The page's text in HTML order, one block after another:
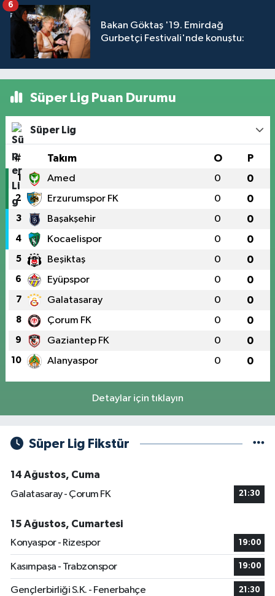
Bakan Göktaş '19. Emirdağ
Gurbetçi Festivali'nde konuştu:
6
Süper Lig Puan Durumu
Süper Lig
# Takım O P
1 Amed 0 0
2 Erzurumspor FK 0 0
3 Başakşehir 0 0
4 Kocaelispor 0 0
5 Beşiktaş 0 0
6 Eyüpspor 0 0
7 Galatasaray 0 0
8 Çorum FK 0 0
9 Gaziantep FK 0 0
10 Alanyaspor 0 0
Detaylar için tıklayın
Süper Lig Fikstür
14 Ağustos, Cuma
Galatasaray - Çorum FK
21:30
15 Ağustos, Cumartesi
Konyaspor - Rizespor
19:00
Kasımpaşa - Trabzonspor 19:00
Gençlerbirliği S.K. - Fenerbahçe 21:30